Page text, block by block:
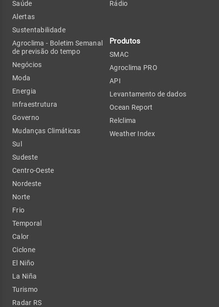
Saúde
Alertas
Sustentabilidade
Agroclima - Boletim Semanal
de previsão do tempo
Negócios
Moda
Energia
Infraestrutura
Governo
Mudanças Climáticas
Sul
Sudeste
Centro-Oeste
Nordeste
Norte
Frio
Temporal
Calor
Ciclone
El Niño
La Niña
Turismo
Radar RS
Rádio
Produtos
SMAC
Agroclima PRO
API
Levantamento de dados
Ocean Report
Relclima
Weather Index